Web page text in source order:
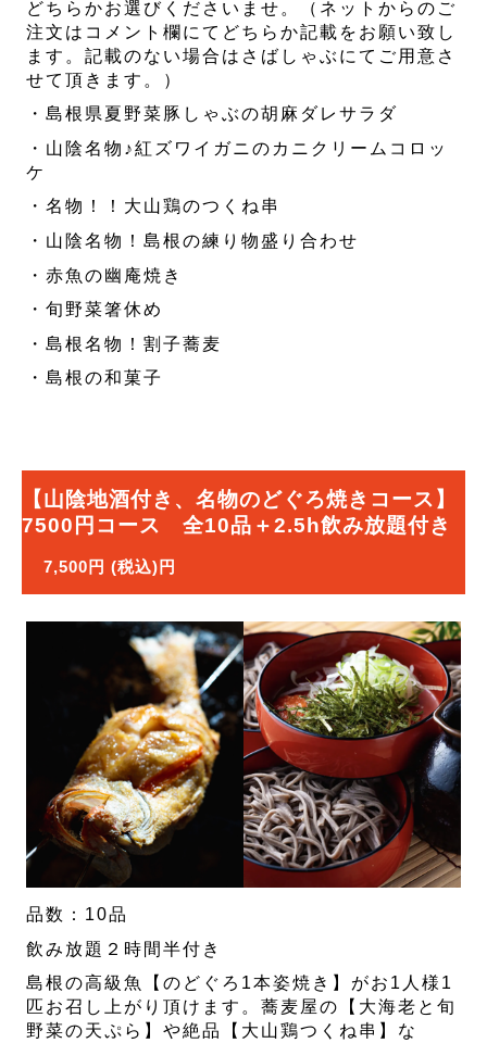
どちらかお選びくださいませ。（ネットからのご
注文はコメント欄にてどちらか記載をお願い致し
ます。記載のない場合はさばしゃぶにてご用意さ
せて頂きます。）
・島根県夏野菜豚しゃぶの胡麻ダレサラダ
・山陰名物♪紅ズワイガニのカニクリームコロッ
ケ
・名物！！大山鶏のつくね串
・山陰名物！島根の練り物盛り合わせ
・赤魚の幽庵焼き
・旬野菜箸休め
・島根名物！割子蕎麦
・島根の和菓子
【山陰地酒付き、名物のどぐろ焼きコース】
7500円コース 全10品＋2.5h飲み放題付き
7,500円 (税込)円
品数：10品
飲み放題２時間半付き
島根の高級魚【のどぐろ1本姿焼き】がお1人様1
匹お召し上がり頂けます。蕎麦屋の【大海老と旬
野菜の天ぷら】や絶品【大山鶏つくね串】な